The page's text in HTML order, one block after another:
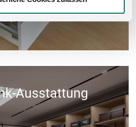
Ausstattung